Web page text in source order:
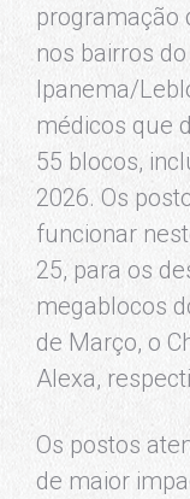
programação
nos bairros
Ipanema/
médicos que
55 blocos,
2026. Os
funcionar
25, para os
megablocos
de Março, o
Alexa,
Os postos
de maior